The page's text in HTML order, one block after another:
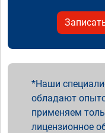
Наши
обладают
применяем
лицензионное